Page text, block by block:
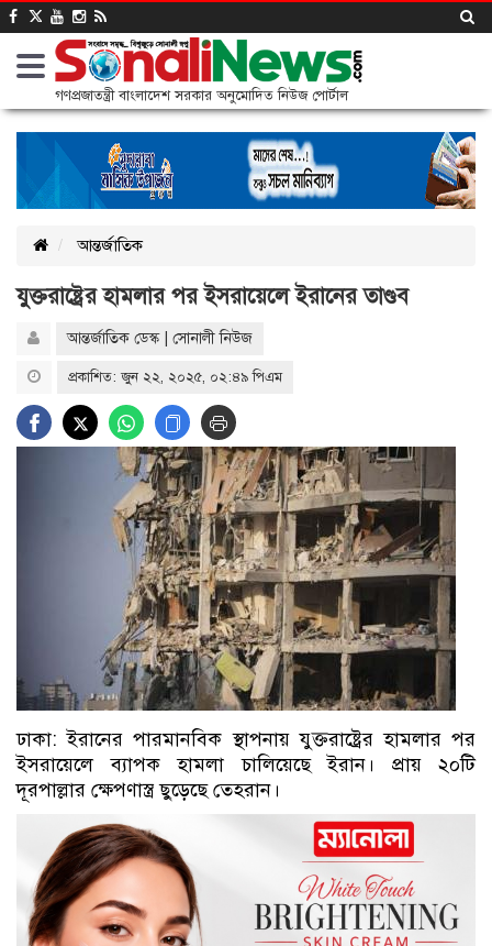
গণপ্রজাতন্ত্রী বাংলাদেশ সরকার অনুমোদিত নিউজ পোর্টাল
আন্তর্জাতিক
যুক্তরাষ্ট্রের হামলার পর ইসরায়েলে ইরানের তাণ্ডব
আন্তর্জাতিক ডেস্ক | সোনালী নিউজ
প্রকাশিত: জুন ২২, ২০২৫, ০২:৪৯ পিএম
ঢাকা: ইরানের পারমানবিক স্থাপনায় যুক্তরাষ্ট্রের হামলার পর
ইসরায়েলে ব্যাপক হামলা চালিয়েছে ইরান। প্রায় ২০টি
দূরপাল্লার ক্ষেপণাস্ত্র ছুড়েছে তেহরান।